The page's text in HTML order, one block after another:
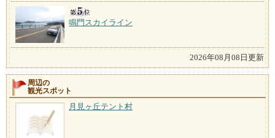
鳴門スカイライン
2026年08月08日更新
周辺の
観光スポット
月見ヶ丘テント村